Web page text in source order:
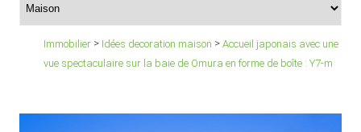
Immobilier > Idées decoration maison > Accueil japonais avec une
vue spectaculaire sur la baie de Omura en forme de boîte : Y7-m